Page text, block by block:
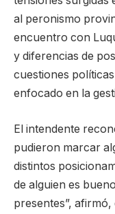
al peronismo
encuentro con
y diferencias de
cuestiones
enfocado en la
El intendente
pudieron marcar
distintos
de alguien es
presentes”,